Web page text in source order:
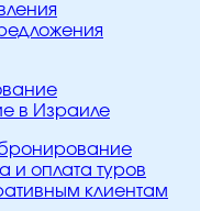
в Израиле
и оплата туров
клиентам